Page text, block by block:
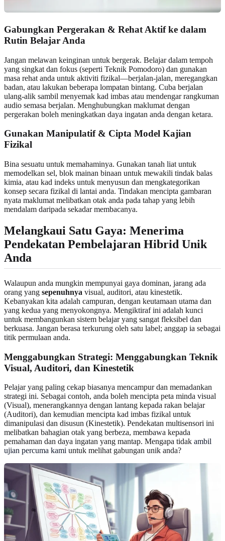
Gabungkan Pergerakan & Rehat Aktif ke dalam
Rutin Belajar Anda
Jangan melawan keinginan untuk bergerak. Belajar dalam tempoh
yang singkat dan fokus (seperti Teknik Pomodoro) dan gunakan
masa rehat anda untuk aktiviti fizikal—berjalan-jalan, meregangkan
badan, atau lakukan beberapa lompatan bintang. Cuba berjalan
ulang-alik sambil menyemak kad imbas atau mendengar rangkuman
audio semasa berjalan. Menghubungkan maklumat dengan
pergerakan boleh meningkatkan daya ingatan anda dengan ketara.
Gunakan Manipulatif & Cipta Model Kajian
Fizikal
Bina sesuatu untuk memahaminya. Gunakan tanah liat untuk
memodelkan sel, blok mainan binaan untuk mewakili tindak balas
kimia, atau kad indeks untuk menyusun dan mengkategorikan
konsep secara fizikal di lantai anda. Tindakan mencipta gambaran
nyata maklumat melibatkan otak anda pada tahap yang lebih
mendalam daripada sekadar membacanya.
Melangkaui Satu Gaya: Menerima
Pendekatan Pembelajaran Hibrid Unik
Anda
Walaupun anda mungkin mempunyai gaya dominan, jarang ada
orang yang sepenuhnya visual, auditori, atau kinestetik.
Kebanyakan kita adalah campuran, dengan keutamaan utama dan
yang kedua yang menyokongnya. Mengiktiraf ini adalah kunci
untuk membangunkan sistem belajar yang sangat fleksibel dan
berkuasa. Jangan berasa terkurung oleh satu label; anggap ia sebagai
titik permulaan anda.
Menggabungkan Strategi: Menggabungkan Teknik
Visual, Auditori, dan Kinestetik
Pelajar yang paling cekap biasanya mencampur dan memadankan
strategi ini. Sebagai contoh, anda boleh mencipta peta minda visual
(Visual), menerangkannya dengan lantang kepada rakan belajar
(Auditori), dan kemudian mencipta kad imbas fizikal untuk
dimanipulasi dan disusun (Kinestetik). Pendekatan multisensori ini
melibatkan bahagian otak yang berbeza, membawa kepada
pemahaman dan daya ingatan yang mantap. Mengapa tidak ambil
ujian percuma kami untuk melihat gabungan unik anda?